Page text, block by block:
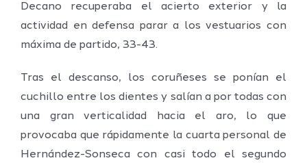
Decano recuperaba el acierto exterior y la
actividad en defensa parar a los vestuarios con
máxima de partido, 33-43.
Tras el descanso, los coruñeses se ponían el
cuchillo entre los dientes y salían a por todas con
una gran verticalidad hacia el aro, lo que
provocaba que rápidamente la cuarta personal de
Hernández-Sonseca con casi todo el segundo